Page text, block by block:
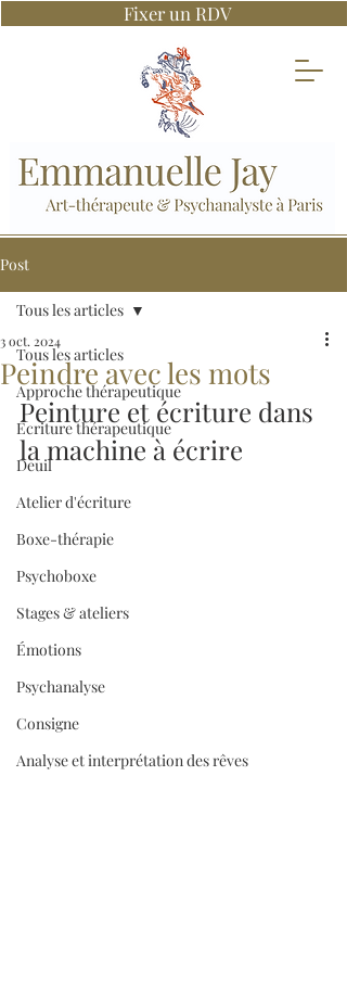
Fixer un RDV
Post
Tous les articles
Approche thérapeutique
Écriture thérapeutique
Deuil
Atelier d'écriture
Boxe-thérapie
Psychoboxe
Stages & ateliers
Émotions
Psychanalyse
Consigne
Analyse et interprétation des rêves
Tous les articles
Peindre avec les mots
3 oct. 2024
Peinture et écriture dans
la machine à écrire